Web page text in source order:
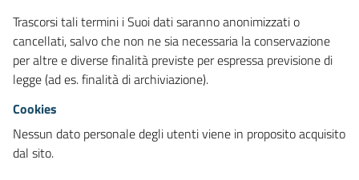
Trascorsi tali termini i Suoi dati saranno anonimizzati o
cancellati, salvo che non ne sia necessaria la conservazione
per altre e diverse finalità previste per espressa previsione di
legge (ad es. finalità di archiviazione).
Cookies
Nessun dato personale degli utenti viene in proposito acquisito
dal sito.